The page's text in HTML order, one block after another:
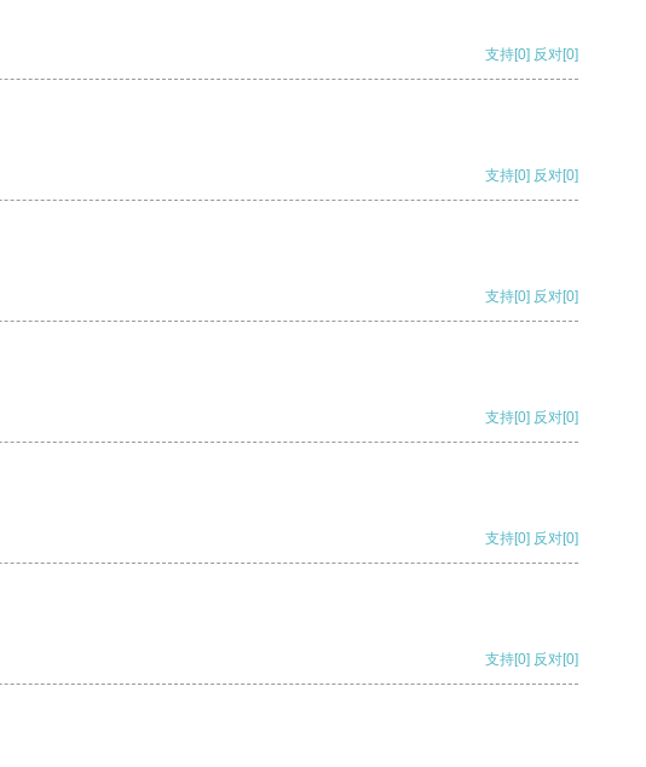
支持[0] 反对[0]
支持[0] 反对[0]
支持[0] 反对[0]
支持[0] 反对[0]
支持[0] 反对[0]
支持[0] 反对[0]